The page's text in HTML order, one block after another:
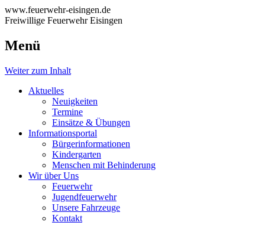
www.feuerwehr-eisingen.de
Freiwillige Feuerwehr Eisingen
Menü
Weiter zum Inhalt
Aktuelles
Neuigkeiten
Termine
Einsätze & Übungen
Informationsportal
Bürgerinformationen
Kindergarten
Menschen mit Behinderung
Wir über Uns
Feuerwehr
Jugendfeuerwehr
Unsere Fahrzeuge
Kontakt